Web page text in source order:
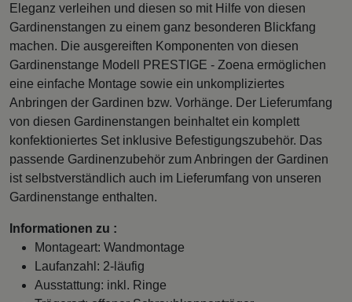
Eleganz verleihen und diesen so mit Hilfe von diesen
Gardinenstangen zu einem ganz besonderen Blickfang
machen. Die ausgereiften Komponenten von diesen
Gardinenstange Modell PRESTIGE - Zoena ermöglichen
eine einfache Montage sowie ein unkompliziertes
Anbringen der Gardinen bzw. Vorhänge. Der Lieferumfang
von diesen Gardinenstangen beinhaltet ein komplett
konfektioniertes Set inklusive Befestigungszubehör. Das
passende Gardinenzubehör zum Anbringen der Gardinen
ist selbstverständlich auch im Lieferumfang von unseren
Gardinenstange enthalten.
Informationen zu :
Montageart: Wandmontage
Laufanzahl: 2-läufig
Ausstattung: inkl. Ringe